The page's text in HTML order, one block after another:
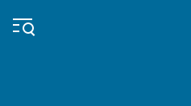
au
contenu